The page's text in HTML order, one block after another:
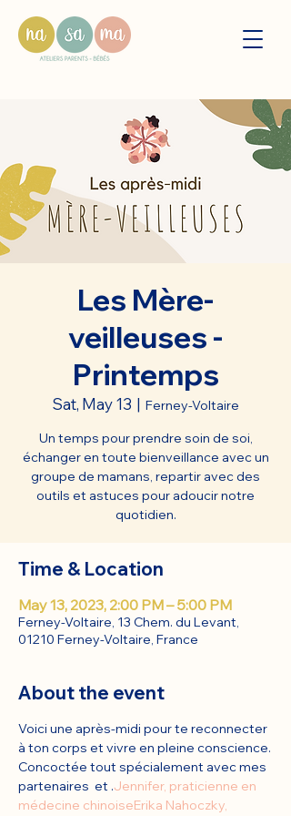
Les Mère-
veilleuses -
Printemps
Sat, May 13
  |
Ferney-Voltaire
Un temps pour prendre soin de soi,
échanger en toute bienveillance avec un
groupe de mamans, repartir avec des
outils et astuces pour adoucir notre
quotidien.
Time & Location
May 13, 2023, 2:00 PM – 5:00 PM
Ferney-Voltaire, 13 Chem. du Levant,
01210 Ferney-Voltaire, France
About the event
Voici une après-midi pour te reconnecter
à ton corps et vivre en pleine conscience.
Concoctée tout spécialement avec mes
partenaires et .Jennifer, praticienne en
médecine chinoiseErika Nahoczky,